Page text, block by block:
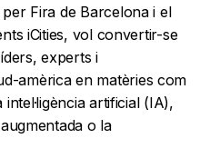
Fira de Barcelona i el
iCities, vol convertir-se
experts i
amèrica en matèries com
artificial (IA),
o la